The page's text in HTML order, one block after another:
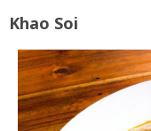
Khao Soi